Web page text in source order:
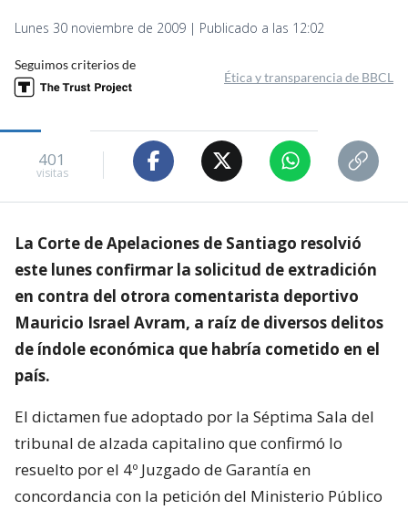
Lunes 30 noviembre de 2009 | Publicado a las 12:02
Seguimos criterios de
Ética y transparencia de BBCL
401
visitas
La Corte de Apelaciones de Santiago resolvió
este lunes confirmar la solicitud de extradición
en contra del otrora comentarista deportivo
Mauricio Israel Avram, a raíz de diversos delitos
de índole económica que habría cometido en el
país.
El dictamen fue adoptado por la Séptima Sala del
tribunal de alzada capitalino que confirmó lo
resuelto por el 4º Juzgado de Garantía en
concordancia con la petición del Ministerio Público